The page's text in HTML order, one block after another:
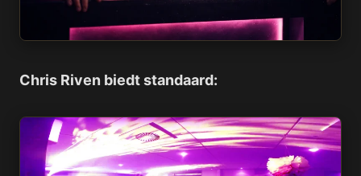
Chris Riven biedt standaard: